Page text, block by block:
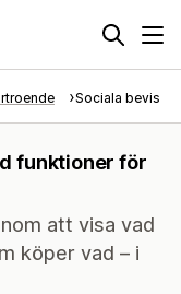
Sociala bevis
funktioner för
att visa vad
köper vad – i